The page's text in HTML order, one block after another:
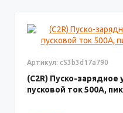
Артикул: c53b3d17a790
(C2R) Пуско-зарядное
пусковой ток 500A,